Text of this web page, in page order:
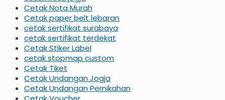
Cetak Nota Murah
Cetak paper belt lebaran
cetak sertifikat surabaya
cetak sertifikat terdekat
Cetak Stiker Label
cetak stopmap custom
Cetak Tiket
Cetak Undangan Jogja
Cetak Undangan Pernikahan